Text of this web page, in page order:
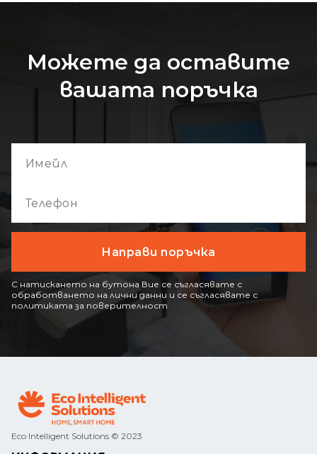
Можете да оставите
вашата поръчка
С натискането на бутона Вие се съгласявате с
обработването на лични данни и се съгласявате с
политиката за поверителност
Eco Intelligent Solutions © 2023